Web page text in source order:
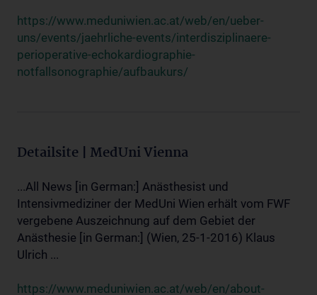
https://www.meduniwien.ac.at/web/en/ueber-
uns/events/jaehrliche-events/interdisziplinaere-
perioperative-echokardiographie-
notfallsonographie/aufbaukurs/
Detailsite | MedUni Vienna
...All News [in German:] Anästhesist und
Intensivmediziner der MedUni Wien erhält vom FWF
vergebene Auszeichnung auf dem Gebiet der
Anästhesie [in German:] (Wien, 25-1-2016) Klaus
Ulrich ...
https://www.meduniwien.ac.at/web/en/about-